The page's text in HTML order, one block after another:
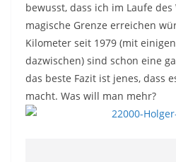
bewusst, dass ich im Laufe
magische Grenze erreichen
Kilometer seit 1979 (mit
dazwischen) sind schon eine
das beste Fazit ist jenes, dass
macht. Was will man mehr?